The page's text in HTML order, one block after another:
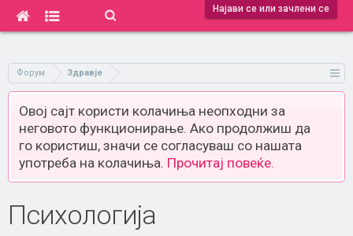
Најави се или зачлени се
Форум Здравје
Овој сајт користи колачиња неопходни за
неговото функционирање. Ако продолжиш да
го користиш, значи се согласуваш со нашата
употреба на колачиња. Прочитај повеќе.
Психологија